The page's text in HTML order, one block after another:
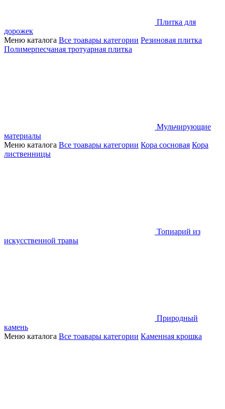
Плитка для
дорожек
Меню каталога Все тоавары категории Резиновая плитка
Полимерпесчаная тротуарная плитка
Мульчирующие
материалы
Меню каталога Все тоавары категории Кора сосновая Кора
лиственницы
Топиарий из
искусственной травы
Природный
камень
Меню каталога Все тоавары категории Каменная крошка